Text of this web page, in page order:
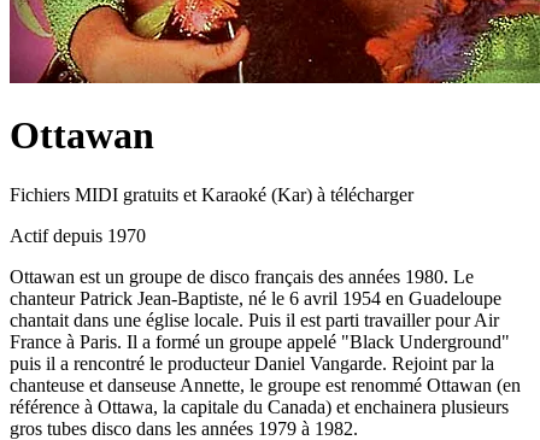
Ottawan
Fichiers MIDI gratuits et Karaoké (Kar) à télécharger
Actif depuis 1970
Ottawan est un groupe de disco français des années 1980. Le
chanteur Patrick Jean-Baptiste, né le 6 avril 1954 en Guadeloupe
chantait dans une église locale. Puis il est parti travailler pour Air
France à Paris. Il a formé un groupe appelé "Black Underground"
puis il a rencontré le producteur Daniel Vangarde. Rejoint par la
chanteuse et danseuse Annette, le groupe est renommé Ottawan (en
référence à Ottawa, la capitale du Canada) et enchainera plusieurs
gros tubes disco dans les années 1979 à 1982.